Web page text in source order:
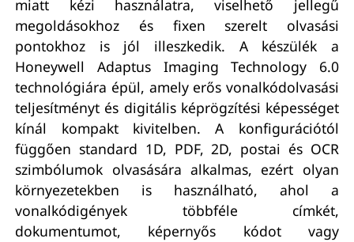
miatt kézi használatra, viselhető jellegű
megoldásokhoz és fixen szerelt olvasási
pontokhoz is jól illeszkedik. A készülék a
Honeywell Adaptus Imaging Technology 6.0
technológiára épül, amely erős vonalkódolvasási
teljesítményt és digitális képrögzítési képességet
kínál kompakt kivitelben. A konfigurációtól
függően standard 1D, PDF, 2D, postai és OCR
szimbólumok olvasására alkalmas, ezért olyan
környezetekben is használható, ahol a
vonalkódigények többféle címkét,
dokumentumot, képernyős kódot vagy